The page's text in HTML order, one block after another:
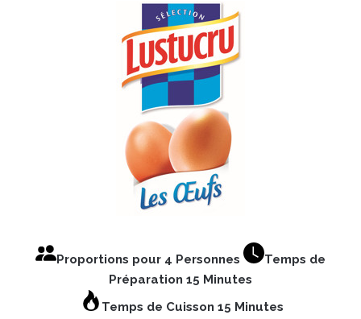
Proportions pour 4 Personnes
Temps de
Préparation 15 Minutes
Temps de Cuisson 15 Minutes